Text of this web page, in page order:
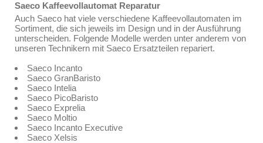
Saeco Kaffeevollautomat Reparatur
Auch Saeco hat viele verschiedene Kaffeevollautomaten im
Sortiment, die sich jeweils im Design und in der Ausführung
unterscheiden. Folgende Modelle werden unter anderem von
unseren Technikern mit Saeco Ersatzteilen repariert.
Saeco Incanto
Saeco GranBaristo
Saeco Intelia
Saeco PicoBaristo
Saeco Exprelia
Saeco Moltio
Saeco Incanto Executive
Saeco Xelsis